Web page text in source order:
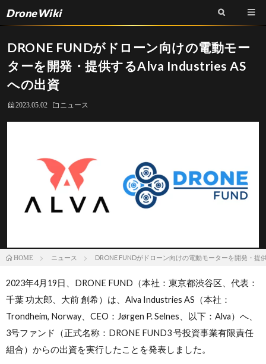
DroneWiki
DRONE FUNDがドローン向けの電動モー
ターを開発・提供するAlva Industries AS
への出資
2023.05.02 ニュース
HOME ニュース DRONE FUNDがドローン向けの電動モーターを開発・
2023年4月19日、DRONE FUND（本社：東京都渋谷区、代表：
千葉 功太郎、大前 創希）は、Alva Industries AS（本社：
Trondheim, Norway、CEO：Jørgen P. Selnes、以下：Alva）へ、
3号ファンド（正式名称：DRONE FUND3 号投資事業有限責任
組合）からの出資を実行したことを発表しました。